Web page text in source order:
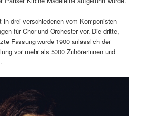
in drei verschiedenen vom Komponisten
für Chor und Orchester vor. Die dritte,
Fassung wurde 1900 anlässlich der
vor mehr als 5000 Zuhörerinnen und